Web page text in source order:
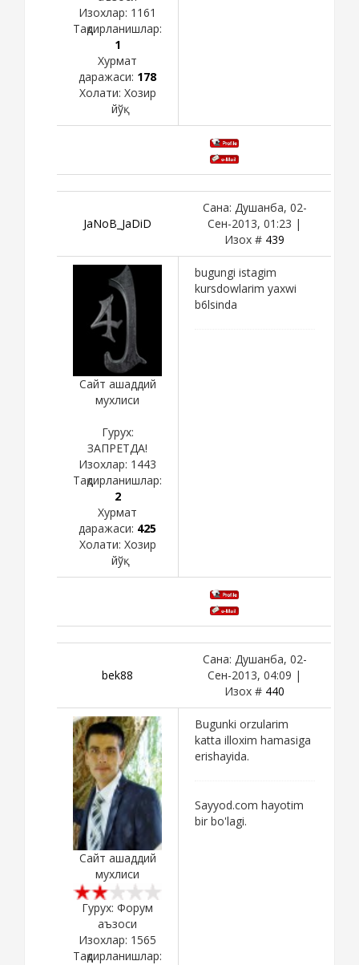
Изохлар: 1161
Тақдирланишлар:
1
Хурмат
даражаси: 178
Холати: Хозир
йўқ
JaNoB_JaDiD
Сана: Душанба, 02-
Сен-2013, 01:23 |
Изох # 439
Сайт ашаддий
мухлиси
Гурух:
ЗАПРЕТДА!
Изохлар: 1443
Тақдирланишлар:
2
Хурмат
даражаси: 425
Холати: Хозир
йўқ
bugungi istagim
kursdowlarim yaxwi
b6lsinda
bek88
Сана: Душанба, 02-
Сен-2013, 04:09 |
Изох # 440
Сайт ашаддий
мухлиси
Гурух: Форум
аъзоси
Изохлар: 1565
Тақдирланишлар:
Bugunki orzularim
katta illoxim hamasiga
erishayida.
Sayyod.com hayotim
bir bo'lagi.